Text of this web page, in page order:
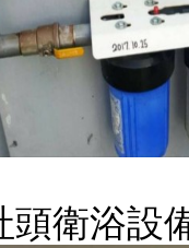
頭衛浴設